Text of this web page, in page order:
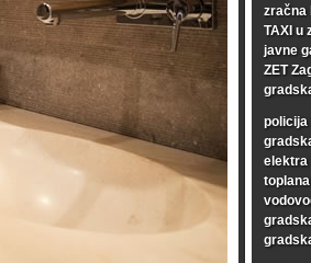
zračna
TAXI u
javne
ZET
policija
elektra